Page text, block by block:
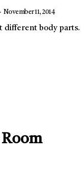
- November 11, 2014
different body parts.